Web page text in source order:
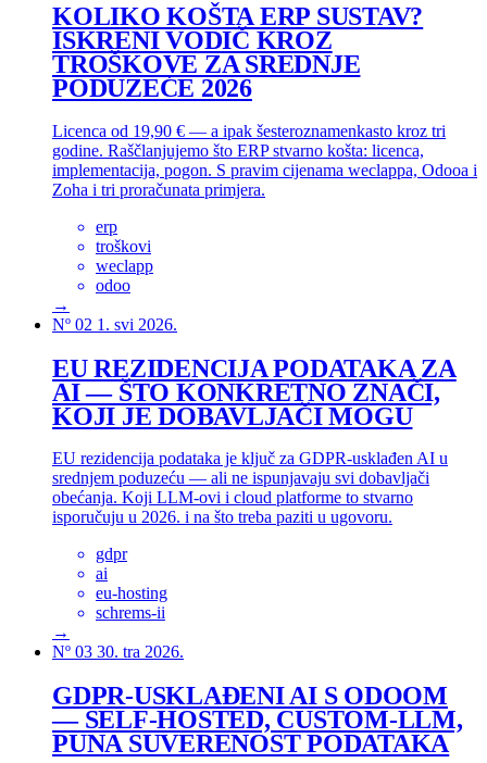
KOLIKO KOŠTA ERP SUSTAV?
ISKRENI VODIČ KROZ
TROŠKOVE ZA SREDNJE
PODUZEĆE 2026
Licenca od 19,90 € — a ipak šesteroznamenkasto kroz tri
godine. Raščlanjujemo što ERP stvarno košta: licenca,
implementacija, pogon. S pravim cijenama weclappa, Odooa i
Zoha i tri proračunata primjera.
erp
troškovi
weclapp
odoo
→
Nº 02 1. svi 2026.
EU REZIDENCIJA PODATAKA ZA
AI — ŠTO KONKRETNO ZNAČI,
KOJI JE DOBAVLJAČI MOGU
EU rezidencija podataka je ključ za GDPR-usklađen AI u
srednjem poduzeću — ali ne ispunjavaju svi dobavljači
obećanja. Koji LLM-ovi i cloud platforme to stvarno
isporučuju u 2026. i na što treba paziti u ugovoru.
gdpr
ai
eu-hosting
schrems-ii
→
Nº 03 30. tra 2026.
GDPR-USKLAĐENI AI S ODOOM
— SELF-HOSTED, CUSTOM-LLM,
PUNA SUVERENOST PODATAKA